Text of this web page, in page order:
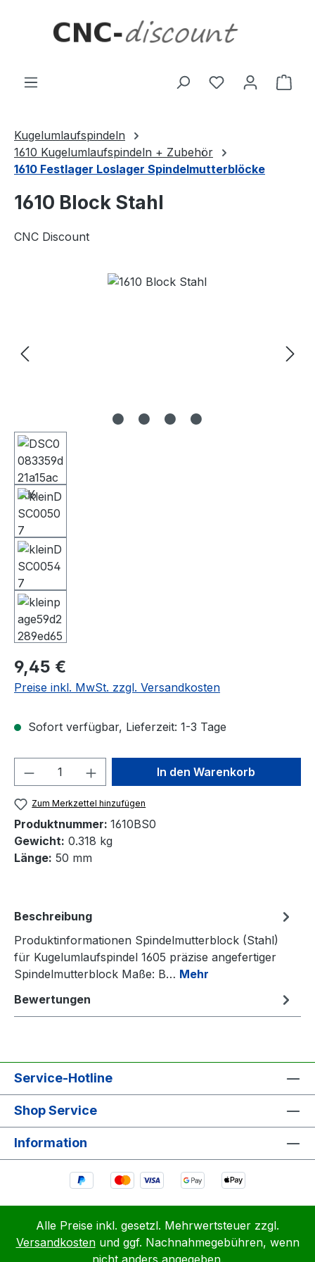
Kugelumlaufspindeln
1610 Kugelumlaufspindeln + Zubehör
1610 Festlager Loslager Spindelmutterblöcke
1610 Block Stahl
CNC Discount
Bildergalerie überspringen
Regulärer Preis:
9,45 €
Preise inkl. MwSt. zzgl. Versandkosten
Sofort verfügbar, Lieferzeit: 1-3 Tage
Produkt Anzahl: Gib denIn den Warenkorb
Zum Merkzettel hinzufügen
Produktnummer: 1610BS0
Gewicht: 0.318 kg
Länge: 50 mm
Beschreibung
Produktinformationen Spindelmutterblock (Stahl)
für Kugelumlaufspindel 1605 präzise angefertiger
Spindelmutterblock Maße: B… Mehr
Bewertungen
Service-Hotline
Shop Service
Information
Alle Preise inkl. gesetzl. Mehrwertsteuer zzgl.
Versandkostenund ggf. Nachnahmegebühren, wenn